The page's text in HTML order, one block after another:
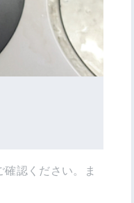
認ください。ま